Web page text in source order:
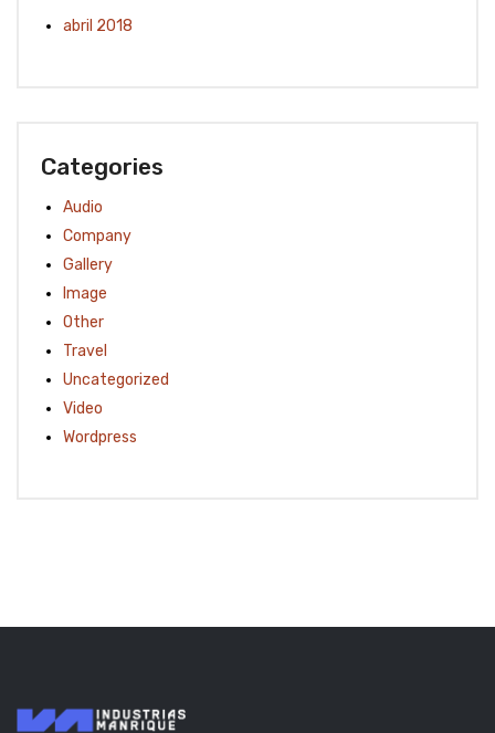
abril 2018
Categories
Audio
Company
Gallery
Image
Other
Travel
Uncategorized
Video
Wordpress